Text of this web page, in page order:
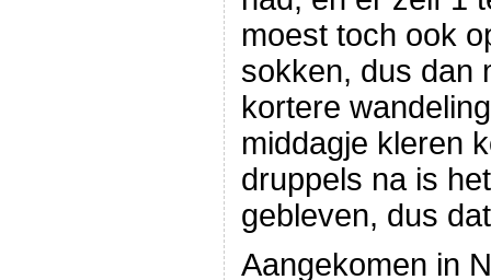
moest toch ook
sokken, dus dan
kortere
middagje kleren
druppels na is
gebleven, dus
Aangekomen in